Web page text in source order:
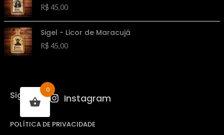
R$ 45,00
Sigel - Licor de Maracujá
R$ 45,00
Siga-nos: Instagram
POLÍTICA DE PRIVACIDADE
0